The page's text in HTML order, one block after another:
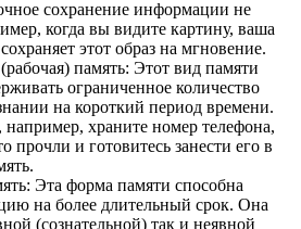
сохранение информации не
когда вы видите картину, ваша
этот образ на мгновение.
память: Этот вид памяти
ограниченное количество
на короткий период времени.
например, храните номер телефона,
прочли и готовитесь занести его в
Эта форма памяти способна
на более длительный срок. Она
(сознательной) так и неявной